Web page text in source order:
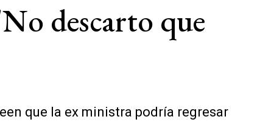
descarto que
que la ex ministra podría regresar